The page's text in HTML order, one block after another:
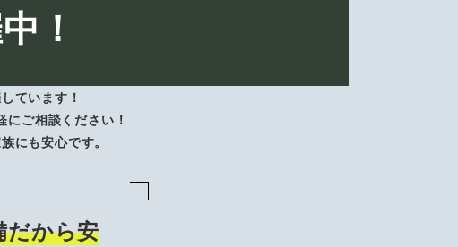
！
ています！
ご相談ください！
にも安心です。
だから安